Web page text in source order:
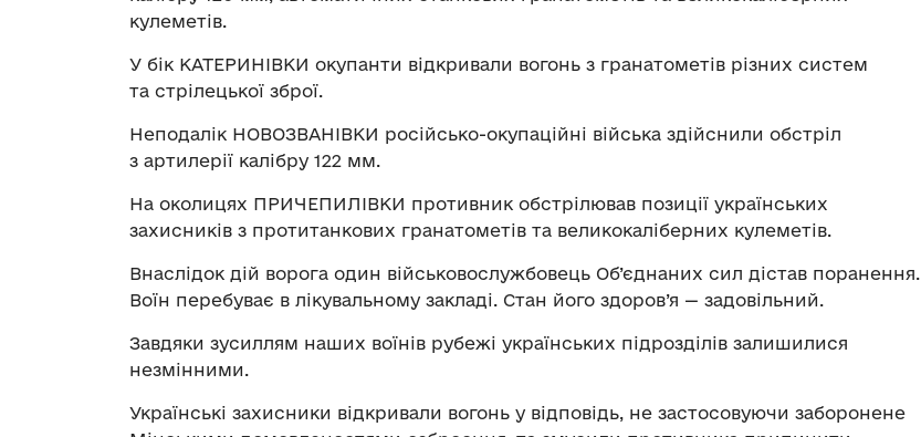
кулеметів.
У бік КАТЕРИНІВКИ окупанти відкривали вогонь з гранатометів різних систем
та стрілецької зброї.
Неподалік НОВОЗВАНІВКИ російсько-окупаційні війська здійснили обстріл
з артилерії калібру 122 мм.
На околицях ПРИЧЕПИЛІВКИ противник обстрілював позиції українських
захисників з протитанкових гранатометів та великокаліберних кулеметів.
Внаслідок дій ворога один військовослужбовець Об’єднаних сил дістав поранення.
Воїн перебуває в лікувальному закладі. Стан його здоров’я — задовільний.
Завдяки зусиллям наших воїнів рубежі українських підрозділів залишилися
незмінними.
Українські захисники відкривали вогонь у відповідь, не застосовуючи заборонене